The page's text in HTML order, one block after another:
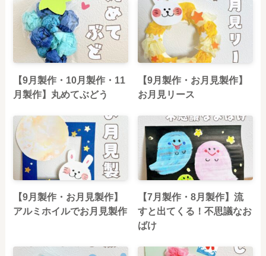
【9月製作・10月製作・11
月製作】丸めてぶどう
【9月製作・お月見製作】
お月見リース
【9月製作・お月見製作】
アルミホイルでお月見製作
【7月製作・8月製作】流
すと出てくる！不思議なお
ばけ